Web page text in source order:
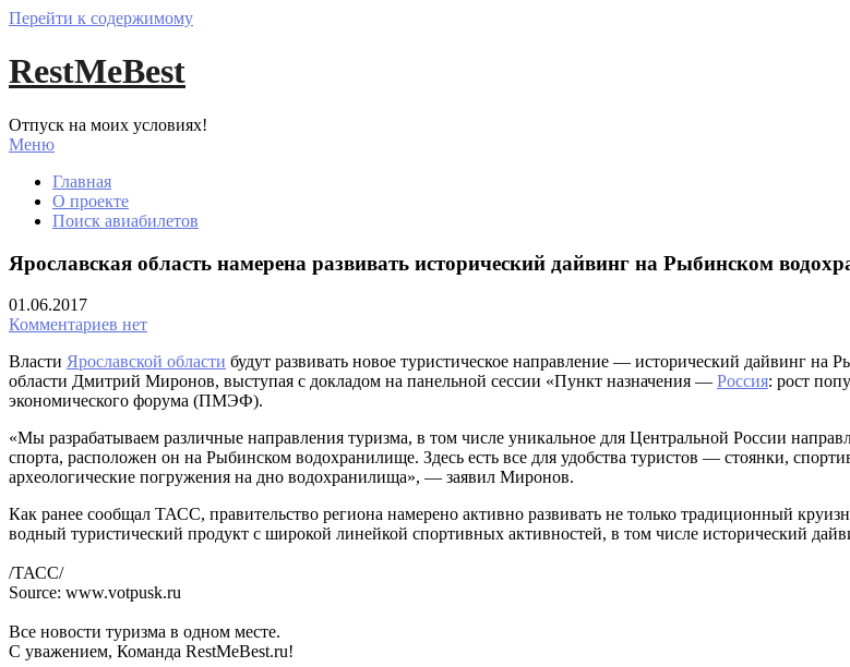
Перейти к содержимому
RestMeBest
Отпуск на моих условиях!
Меню
Главная
О проекте
Поиск авиабилетов
Ярославская область намерена развивать исторический дайвинг на Рыбинском
01.06.2017
Комментариев нет
Власти Ярославской области будут развивать новое туристическое направление — исторический дайвинг
области Дмитрий Миронов, выступая с докладом на панельной сессии «Пункт назначения — Россия: рост
экономического форума (ПМЭФ).
«Мы разрабатываем различные направления туризма, в том числе уникальное для Центральной России
спорта, расположен он на Рыбинском водохранилище. Здесь есть все для удобства туристов — стоянки,
археологические погружения на дно водохранилища», — заявил Миронов.
Как ранее сообщал ТАСС, правительство региона намерено активно развивать не только традиционный
водный туристический продукт с широкой линейкой спортивных активностей, в том числе исторический
/ТАСС/
Source: www.votpusk.ru
Все новости туризма в одном месте.
С уважением, Команда RestMeBest.ru!